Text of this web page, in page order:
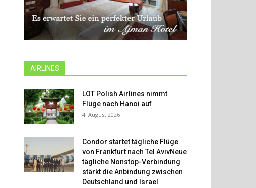
AIRLINES
LOT Polish Airlines nimmt
Flüge nach Hanoi auf
4. August 2026
Condor startet tägliche Flüge
von Frankfurt nach Tel AvivNeue
tägliche Nonstop-Verbindung
stärkt die Anbindung zwischen
Deutschland und Israel